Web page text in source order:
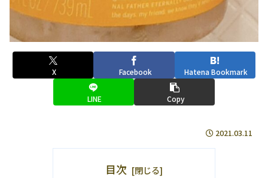
X Facebook Hatena Bookmark
LINE Copy
2021.03.11
目次